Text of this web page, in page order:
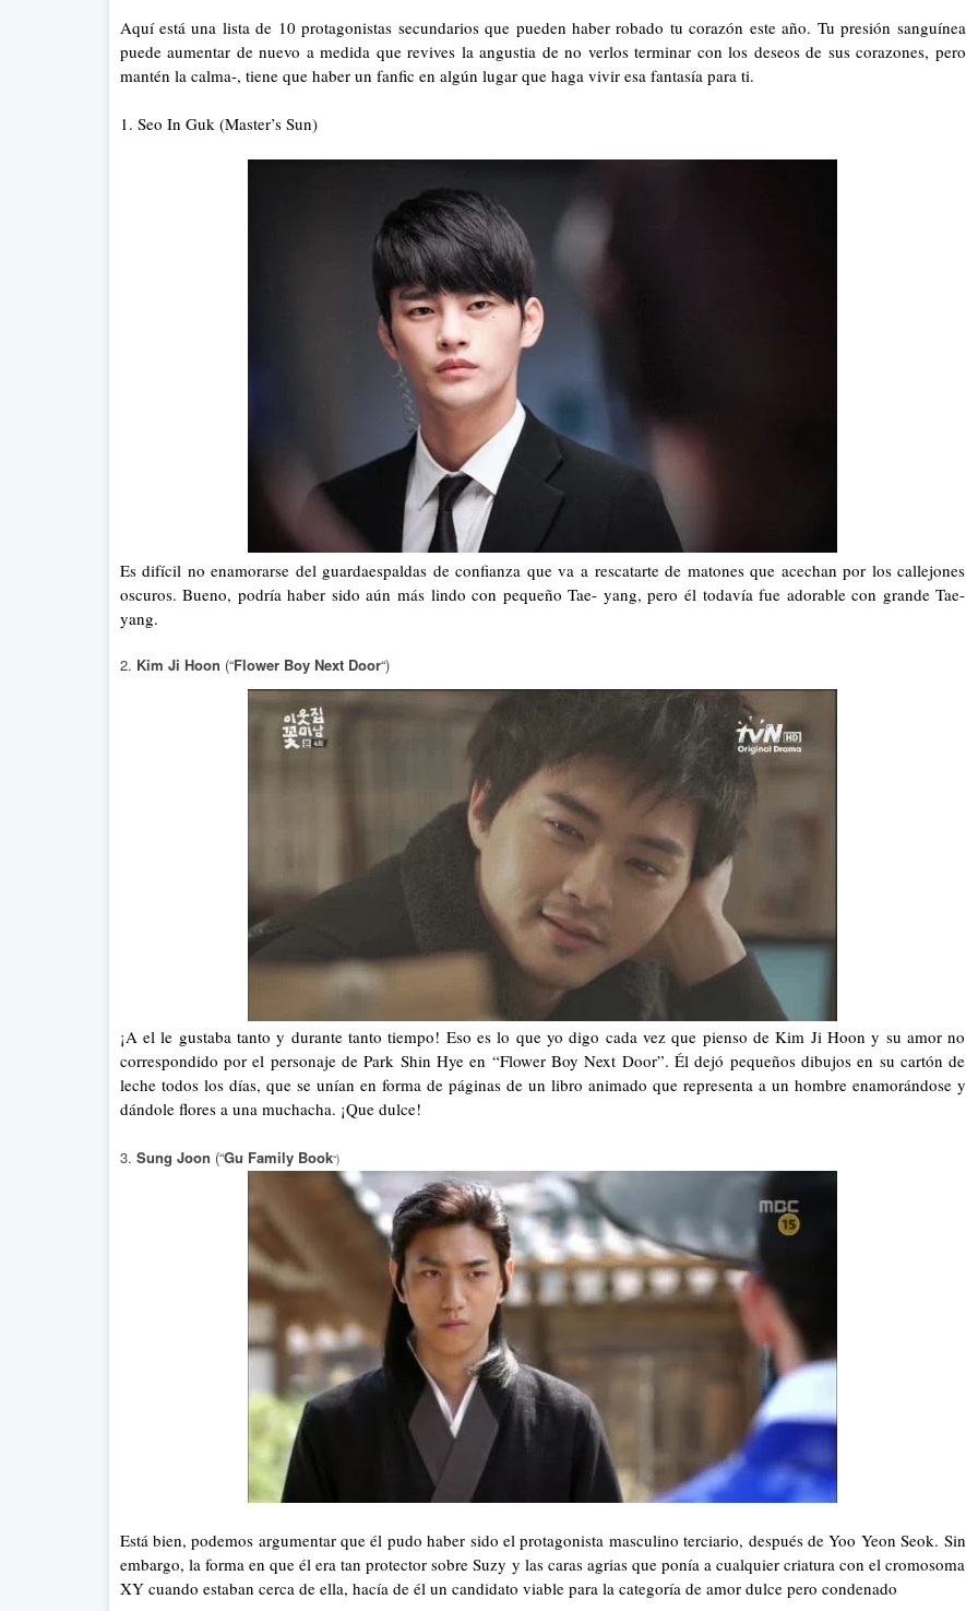
Aquí está una lista de 10 protagonistas secundarios que pueden haber robado tu corazón este año. Tu presión sanguínea
puede aumentar de nuevo a medida que revives la angustia de no verlos terminar con los deseos de sus corazones, pero
mantén la calma-, tiene que haber un fanfic en algún lugar que haga vivir esa fantasía para ti.
1. Seo In Guk (Master’s Sun)
Es difícil no enamorarse del guardaespaldas de confianza que va a rescatarte de matones que acechan por los callejones
oscuros. Bueno, podría haber sido aún más lindo con pequeño Tae- yang, pero él todavía fue adorable con grande Tae-
yang.
2. Kim Ji Hoon (“Flower Boy Next Door“)
¡A el le gustaba tanto y durante tanto tiempo! Eso es lo que yo digo cada vez que pienso de Kim Ji Hoon y su amor no
correspondido por el personaje de Park Shin Hye en “Flower Boy Next Door”. Él dejó pequeños dibujos en su cartón de
leche todos los días, que se unían en forma de páginas de un libro animado que representa a un hombre enamorándose y
dándole flores a una muchacha. ¡Que dulce!
3. Sung Joon (“Gu Family Book“)
Está bien, podemos argumentar que él pudo haber sido el protagonista masculino terciario, después de Yoo Yeon Seok. Sin
embargo, la forma en que él era tan protector sobre Suzy y las caras agrias que ponía a cualquier criatura con el cromosoma
XY cuando estaban cerca de ella, hacía de él un candidato viable para la categoría de amor dulce pero condenado